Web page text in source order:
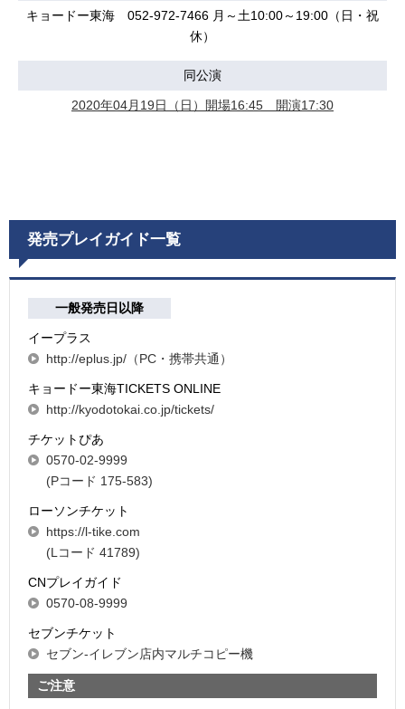
キョードー東海 052-972-7466 月～土10:00～19:00（日・祝
休）
同公演
2020年04月19日（日）開場16:45 開演17:30
発売プレイガイド一覧
一般発売日以降
イープラス
http://eplus.jp/（PC・携帯共通）
キョードー東海TICKETS ONLINE
http://kyodotokai.co.jp/tickets/
チケットぴあ
0570-02-9999
(Pコード 175-583)
ローソンチケット
https://l-tike.com
(Lコード 41789)
CNプレイガイド
0570-08-9999
セブンチケット
セブン-イレブン店内マルチコピー機
ご注意